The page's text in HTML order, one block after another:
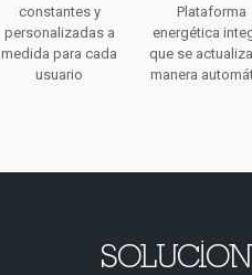
constantes y
personalizadas a
medida para cada
usuario
Plataforma
energética
que se
manera